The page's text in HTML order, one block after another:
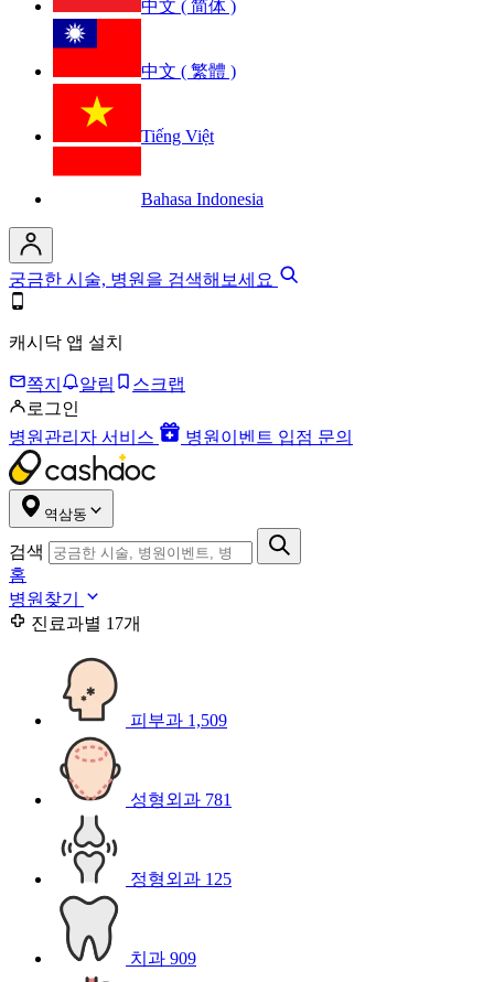
中文 ( 简体 )
中文 ( 繁體 )
Tiếng Việt
Bahasa Indonesia
궁금한 시술, 병원을 검색해보세요
캐시닥 앱 설치
쪽지 알림
스크랩
로그인
병원관리자 서비스
병원이벤트 입점 문의
역삼동
검색
홈
병원찾기
진료과별 17개
피부과 1,509
성형외과 781
정형외과 125
치과 909